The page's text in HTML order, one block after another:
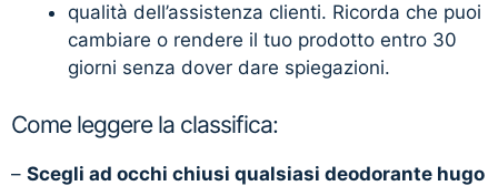
qualità dell’assistenza clienti. Ricorda che puoi
cambiare o rendere il tuo prodotto entro 30
giorni senza dover dare spiegazioni.
Come leggere la classifica:
– Scegli ad occhi chiusi qualsiasi deodorante hugo